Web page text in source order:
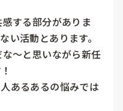
する部分がありま
い活動とあります。
〜と思いながら新任
あるあるの悩みでは